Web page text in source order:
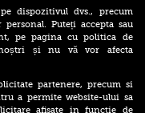
dispozitivul dvs., precum
Puteți accepta sau
pe pagina cu politica de
noștri și nu vă vor afecta
partenere, precum si
a permite website-ului sa
afisate in functie de